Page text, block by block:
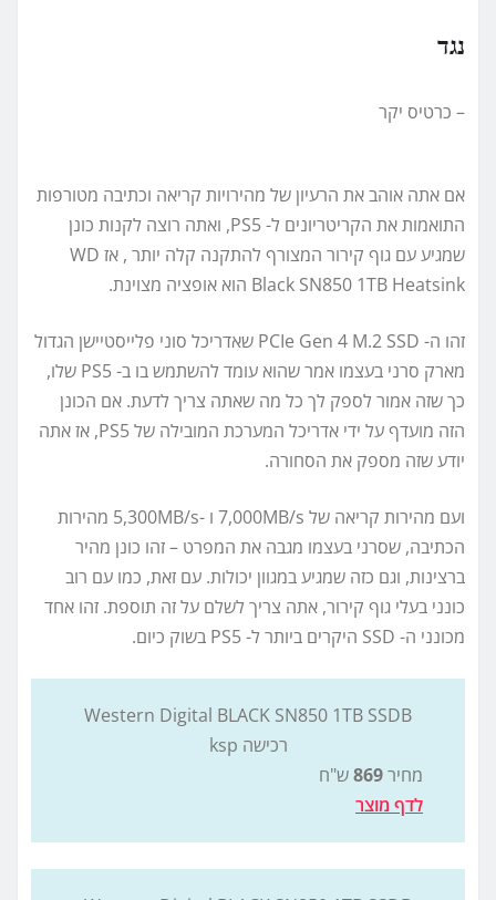
נגד
– כרטיס יקר
אם אתה אוהב את הרעיון של מהירויות קריאה וכתיבה מטורפות
התואמות את הקריטריונים ל- PS5, ואתה רוצה לקנות כונן
שמגיע עם גוף קירור המצורף להתקנה קלה יותר , אז WD
Black SN850 1TB Heatsink הוא אופציה מצוינת.
זהו ה- PCIe Gen 4 M.2 SSD שאדריכל סוני פלייסטיישן הגדול
מארק סרני בעצמו אמר שהוא עומד להשתמש בו ב- PS5 שלו,
כך שזה אמור לספק לך כל מה שאתה צריך לדעת. אם הכונן
הזה מועדף על ידי אדריכל המערכת המובילה של PS5, אז אתה
יודע שזה מספק את הסחורה.
ועם מהירות קריאה של 7,000MB/s ו -5,300MB/s מהירות
הכתיבה, שסרני בעצמו מגבה את המפרט – זהו כונן מהיר
ברצינות, וגם כזה שמגיע במגוון יכולות. עם זאת, כמו עם רוב
כונני בעלי גוף קירור, אתה צריך לשלם על זה תוספת. זהו אחד
מכונני ה- SSD היקרים ביותר ל- PS5 בשוק כיום.
Western Digital BLACK SN850 1TB SSDB
רכישה ksp
מחיר869ש"ח
לדף מוצר